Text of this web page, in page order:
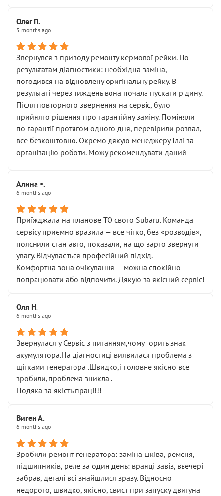
Олег П.
5 months ago
Звернувся з приводу ремонту кермової рейки. По
результатам діагностики: необхідна заміна,
погодився на відновлену оригінальну рейку. В
результаті через тиждень вона почала пускати рідину.
Після повторного звернення на сервіс, було
прийнято рішення про гарантійну заміну. Поміняли
по гарантії протягом одного дня, перевірили розвал,
все безкоштовно. Окремо дякую менеджеру Іллі за
організацію роботи. Можу рекомендувати даний
сервіс.
Алина •.
6 months ago
Приїжджала на планове ТО свого Subaru. Команда
сервісу приємно вразила — все чітко, без «розводів»,
пояснили стан авто, показали, на що варто звернути
увагу. Відчувається професійний підхід.
Комфортна зона очікування — можна спокійно
попрацювати або відпочити. Дякую за якісний сервіс!
Оля Н.
6 months ago
Звернулася у Сервіс з питанням,чому горить знак
акумулятора.На діагностиці виявилася проблема з
щітками генератора .Швидко,і головне якісно все
зробили,проблема зникла .
Подяка за якість праці!!!
Виген А.
6 months ago
Зробили ремонт генератора: заміна шківа, ременя,
підшипників, реле за один день: вранці завіз, ввечері
забрав, деталі всі знайшлися зразу. Відносно
недорого, швидко, якісно, свист при запуску двигуна